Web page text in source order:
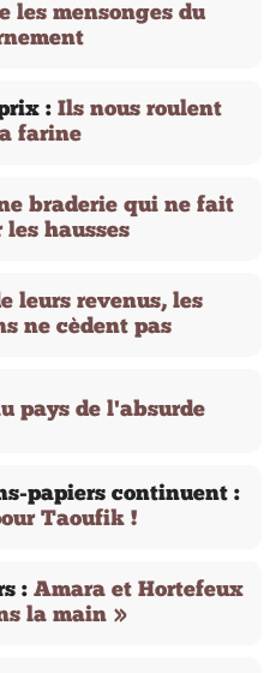
les mensonges du
: Ils nous roulent
farine
braderie qui ne fait
hausses
leurs revenus, les
ne cèdent pas
pays de l'absurde
papiers continuent :
Taoufik !
: Amara et Hortefeux
la main »